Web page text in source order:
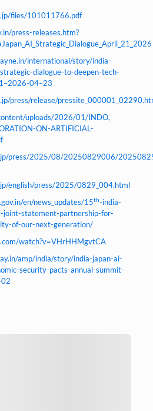
files/101011766.pdf
press-releases.htm?
international/story/india-
dialogue-to-deepen-tech-
04–23
press/release/
uploads/2026/01/INDO,
ON-ARTIFICIAL-
press/2025/08/20250829006/
english/press/2025/0829_004.html
en/news_updates/15th-india-
joint-statement-partnership-for-
of-our-next-generation/
watch?v=VHrHHMgvtCA
amp/india/story/india-japan-ai-
security-pacts-annual-summit-